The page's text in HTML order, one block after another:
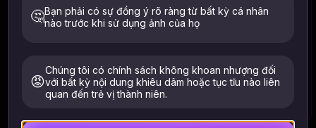
🤔Bạn phải có sự đồng ý rõ ràng từ bất kỳ cá nhân
nào trước khi sử dụng ảnh của họ
😡
Chúng tôi có chính sách không khoan nhượng đối
với bất kỳ nội dung khiêu dâm hoặc tục tĩu nào liên
quan đến trẻ vị thành niên.
Chọn hình ảnh
Chỉ tải lên hình ảnh của chính bạn hoặc của những người
đã đồng ý rõ ràng. Phải 18+. Đã xóa trong vòng 24 giờ.